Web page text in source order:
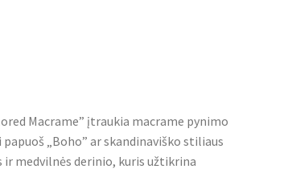
Macrame” įtraukia macrame pynimo
„Boho” ar skandinaviško stiliaus
ir medvilnės derinio, kuris užtikrina